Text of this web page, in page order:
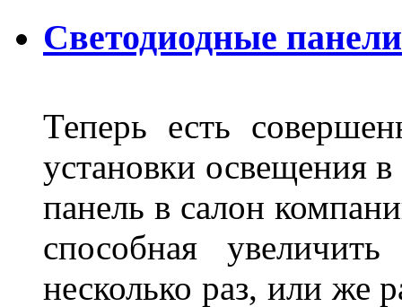
Светодиодные
Теперь есть
установки освещения
панель в салон
способная
несколько раз, или же